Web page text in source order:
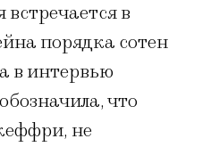
в
порядка сотен
в интервью
что
не